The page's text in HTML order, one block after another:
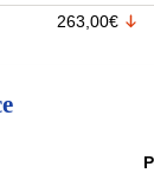
263,00€